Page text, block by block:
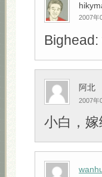
2007年
阿北
2007年
小白，